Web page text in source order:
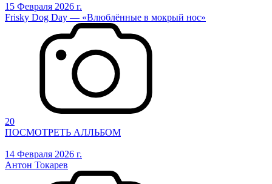
15 Февраля 2026 г.
Frisky Dog Day — «Влюблённые в мокрый нос»
20
ПОСМОТРЕТЬ АЛЛЬБОМ
14 Февраля 2026 г.
Антон Токарев